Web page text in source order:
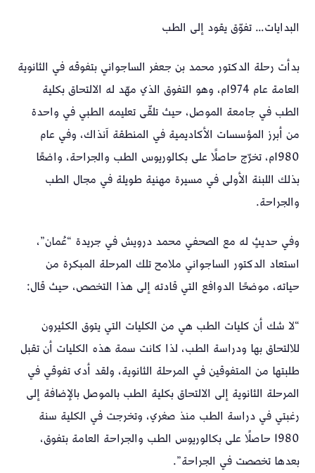
البدايات… تفوّق يقود إلى الطب
بدأت رحلة الدكتور محمد بن جعفر الساجواني بتفوقه في الثانوية
العامة عام 1974م، وهو التفوق الذي مهّد له الالتحاق بكلية
الطب في جامعة الموصل، حيث تلقّى تعليمه الطبي في واحدة
من أبرز المؤسسات الأكاديمية في المنطقة آنذاك، وفي عام
1980م، تخرّج حاصلًا على بكالوريوس الطب والجراحة، واضعًا
بذلك اللبنة الأولى في مسيرة مهنية طويلة في مجال الطب
والجراحة.
وفي حديثٍ له مع الصحفي محمد درويش في جريدة “عُمان”،
استعاد الدكتور الساجواني ملامح تلك المرحلة المبكرة من
حياته، موضحًا الدوافع التي قادته إلى هذا التخصص، حيث قال:
“لا شك أن كليات الطب هي من الكليات التي يتوق الكثيرون
للالتحاق بها ودراسة الطب، لذا كانت سمة هذه الكليات أن تقبل
طلبتها من المتفوقين في المرحلة الثانوية، ولقد أدى تفوقي في
المرحلة الثانوية إلى الالتحاق بكلية الطب بالموصل بالإضافة إلى
رغبتي في دراسة الطب منذ صغري، وتخرجت في الكلية سنة
1980 حاصلًا على بكالوريوس الطب والجراحة العامة بتفوق،
بعدها تخصصت في الجراحة”.